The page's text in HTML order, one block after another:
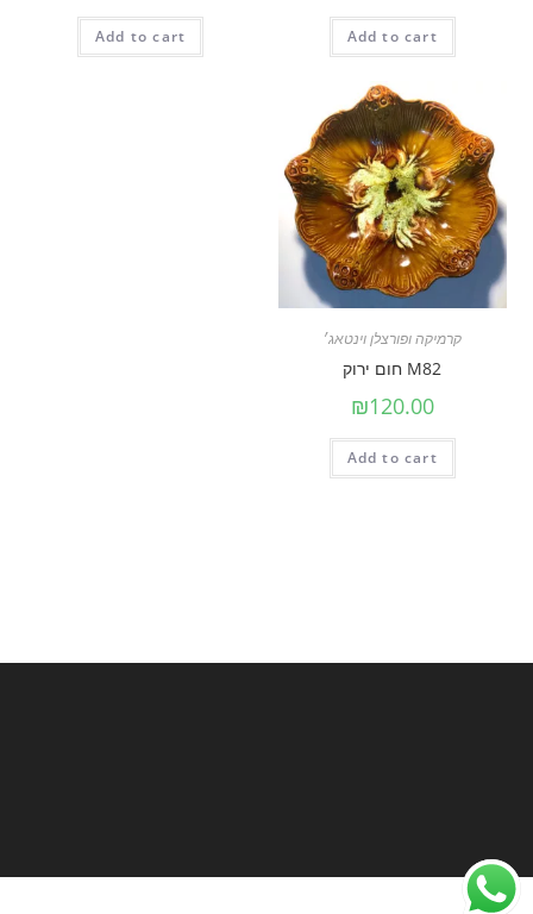
Add to cart
Add to cart
קרמיקה ופורצלן וינטאג׳
M82 חום ירוק
₪120.00
Add to cart